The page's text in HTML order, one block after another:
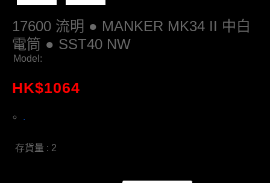
17600 流明 ● MANKER MK34 II 中白
電筒 ● SST40 NW
Model:
HK$1064
.
存貨量 : 2